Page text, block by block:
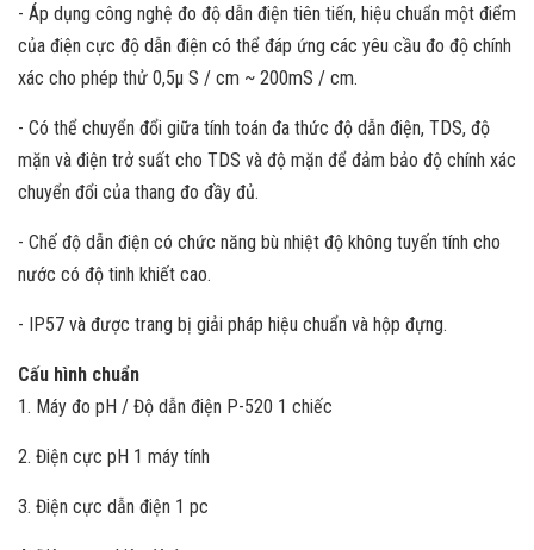
- Áp dụng công nghệ đo độ dẫn điện tiên tiến, hiệu chuẩn một điểm
của điện cực độ dẫn điện có thể đáp ứng các yêu cầu đo độ chính
xác cho phép thử 0,5μ S / cm ~ 200mS / cm.
- Có thể chuyển đổi giữa tính toán đa thức độ dẫn điện, TDS, độ
mặn và điện trở suất cho TDS và độ mặn để đảm bảo độ chính xác
chuyển đổi của thang đo đầy đủ.
- Chế độ dẫn điện có chức năng bù nhiệt độ không tuyến tính cho
nước có độ tinh khiết cao.
- IP57 và được trang bị giải pháp hiệu chuẩn và hộp đựng.
Cấu hình chuẩn
1. Máy đo pH / Độ dẫn điện P-520 1 chiếc
2. Điện cực pH 1 máy tính
3. Điện cực dẫn điện 1 pc